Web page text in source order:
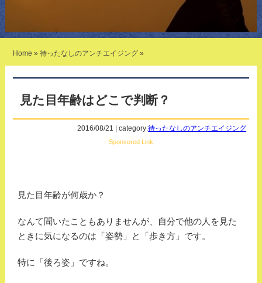
Home » 待ったなしのアンチエイジング »
見た目年齢はどこで判断？
2016/08/21 | category:待ったなしのアンチエイジング
Sponsored Link
見た目年齢が何歳か？
なんて聞いたこともありませんが、自分で他の人を見た
ときに気になるのは「姿勢」と「歩き方」です。
特に「後ろ姿」ですね。